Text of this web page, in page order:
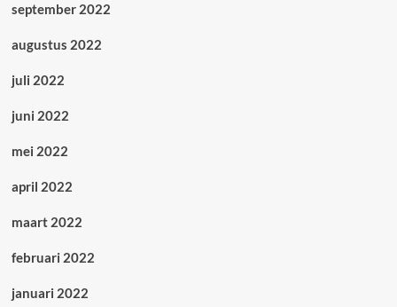
september 2022
augustus 2022
juli 2022
juni 2022
mei 2022
april 2022
maart 2022
februari 2022
januari 2022